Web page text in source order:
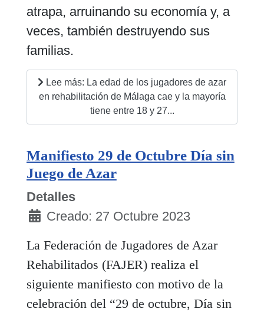
atrapa, arruinando su economía y, a
veces, también destruyendo sus
familias.
Lee más: La edad de los jugadores de azar
en rehabilitación de Málaga cae y la mayoría
tiene entre 18 y 27...
Manifiesto 29 de Octubre Día sin
Juego de Azar
Detalles
Creado: 27 Octubre 2023
La Federación de Jugadores de Azar
Rehabilitados (FAJER) realiza el
siguiente manifiesto con motivo de la
celebración del “29 de octubre, Día sin